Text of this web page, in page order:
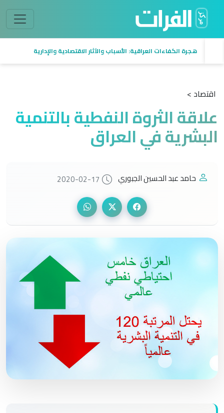
هجرة الكفاءات العراقية: الأسباب والآثار الاقتصادية والإدارية
اقتصاد >
علاقة الثروة النفطية بالتنمية
البشرية في العراق
حامد عبد الحسين الجبوري 2020-02-17